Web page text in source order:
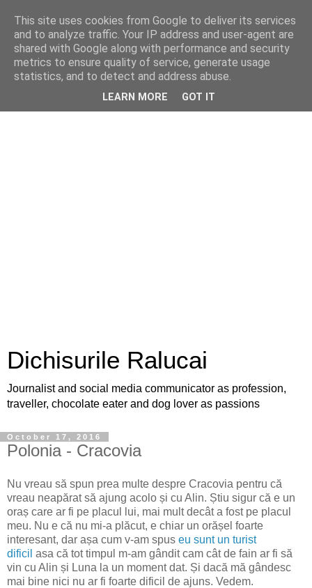
Dichisurile Ralucai
Journalist and social media communicator as profession,
traveller, chocolate eater and dog lover as passions
October 17, 2016
Polonia - Cracovia
Nu vreau să spun prea multe despre Cracovia pentru că
vreau neapărat să ajung acolo și cu Alin. Știu sigur că e un
oraș care ar fi pe placul lui, mai mult decât a fost pe placul
meu. Nu e că nu mi-a plăcut, e chiar un orășel foarte
interesant, dar așa cum v-am spus eu sunt un turist
dificil asa că tot timpul m-am gândit cam cât de fain ar fi să
vin cu Alin și Luna la un moment dat. Și dacă mă gândesc
mai bine nici nu ar fi foarte dificil de ajuns. Vedem.
This site uses cookies from Google to deliver its services
and to analyze traffic. Your IP address and user-agent are
shared with Google along with performance and security
metrics to ensure quality of service, generate usage
statistics, and to detect and address abuse.
LEARN MORE GOT IT